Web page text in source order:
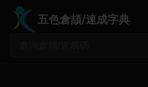
五色倉頡/速成字典